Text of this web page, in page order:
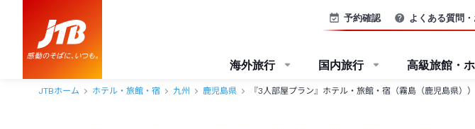
予約確認 よくある質問
海外旅行 国内旅行 高級旅館・
JTBホーム ホテル・旅館・宿 九州 鹿児島県 『3人部屋プラン』ホテル・旅館・宿（霧島（鹿児島県））